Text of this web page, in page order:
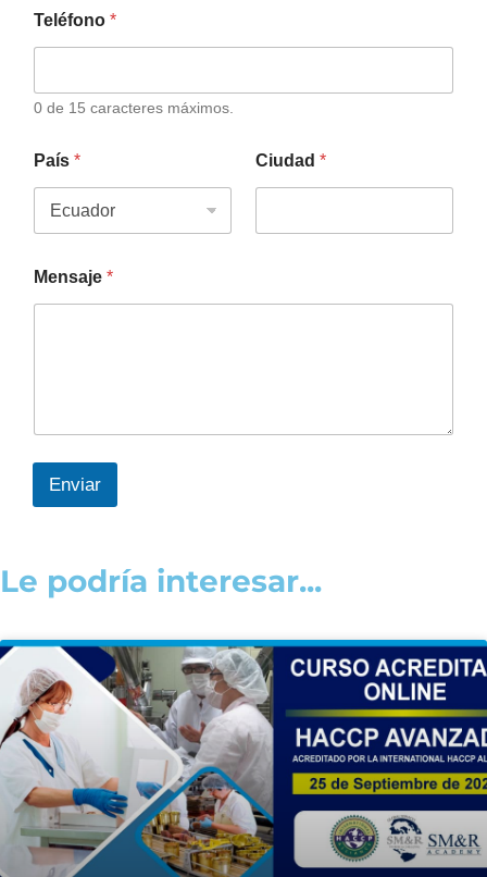
Teléfono *
0 de 15 caracteres máximos.
País * Ciudad *
Mensaje *
Enviar
Le podría interesar...